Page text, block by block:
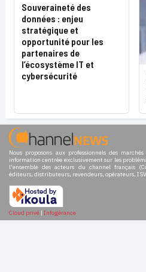
Souveraineté des
données : enjeu
stratégique et
opportunité pour les
partenaires de
l’écosystème IT et
cybersécurité
Nous proposons aux professionnels des
information centrée exclusivement sur les
l'ensemble des acteurs du channel français
éditeurs, distributeurs, revendeurs, opérateurs,
Cloud privé | Infogérance